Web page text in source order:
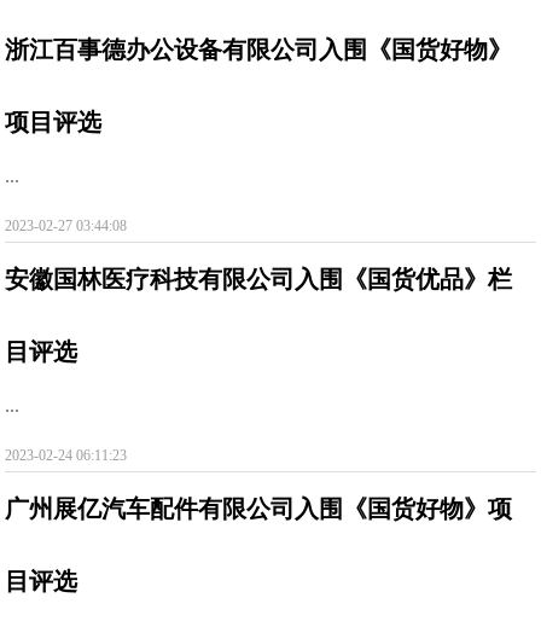
浙江百事德办公设备有限公司入围《国货好物》
项目评选
...
2023-02-27 03:44:08
安徽国林医疗科技有限公司入围《国货优品》栏
目评选
...
2023-02-24 06:11:23
广州展亿汽车配件有限公司入围《国货好物》项
目评选